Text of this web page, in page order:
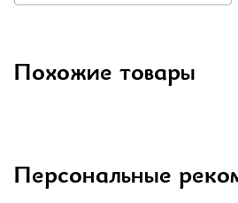
Похожие товары
Персональные